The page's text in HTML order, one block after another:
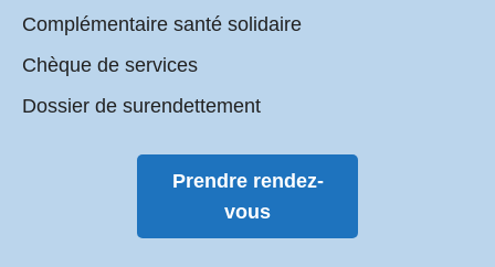
Complémentaire santé solidaire
Chèque de services
Dossier de surendettement
Prendre rendez-
vous